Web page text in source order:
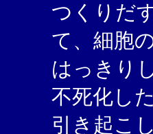
つくりだ
て、細胞
はっきり
不死化し
引き起こ